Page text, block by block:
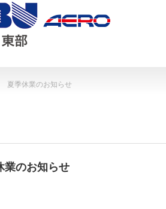
夏季休業のお知らせ
業のお知らせ